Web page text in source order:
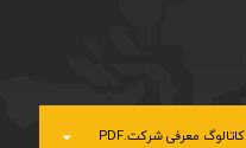
کاتالوگ معرفی شرکت.PDF